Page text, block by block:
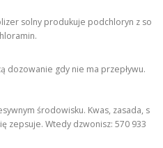
solny produkuje podchloryn z so
dozowanie gdy nie ma przepływu.
środowisku. Kwas, zasada, s
zepsuje. Wtedy dzwonisz: 570 933